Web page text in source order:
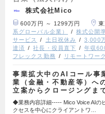
株式会社Mico
600万円 ～ 1299万円
系グローバル企業）
株式公開
サービス
土日祝休み 3,000
達済
社長・役員直下 年収
フレックス勤務
リモートワー
事業拡大中のAIコール事
業（金融・不動産等）へ
立案からクロージングま
◆業務内容詳細----- Mico Voice AIの
クセスを中心にクライアントワ…